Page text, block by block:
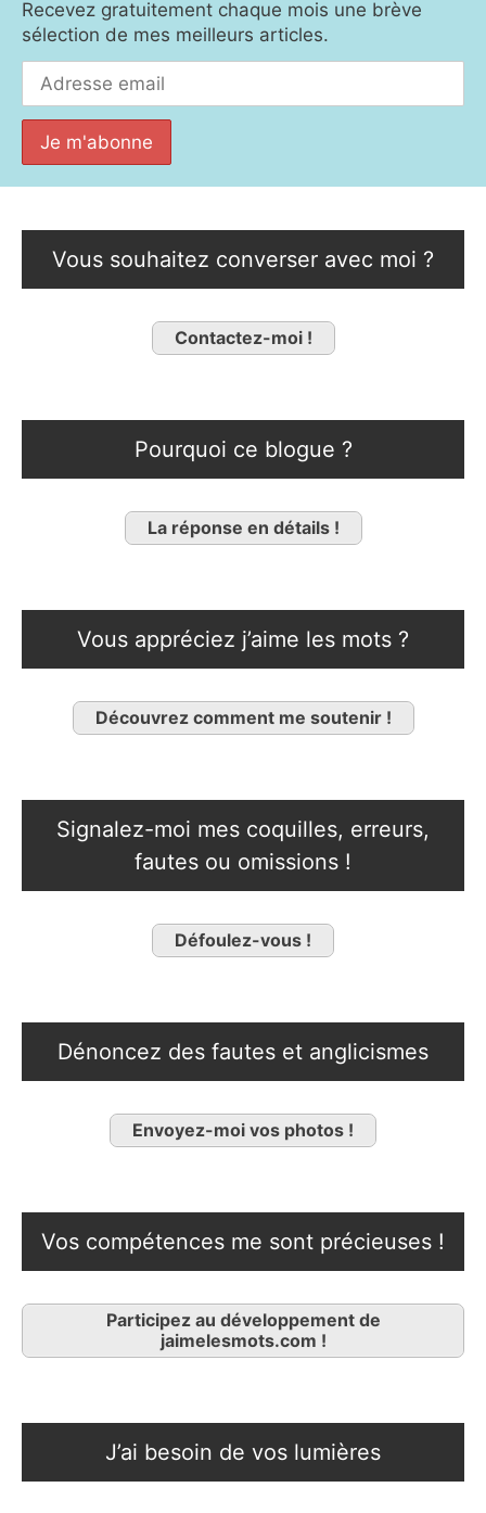
Recevez gratuitement chaque mois une brève
sélection de mes meilleurs articles.
Vous souhaitez converser avec moi ?
Contactez-moi !
Pourquoi ce blogue ?
La réponse en détails !
Vous appréciez j’aime les mots ?
Découvrez comment me soutenir !
Signalez-moi mes coquilles, erreurs,
fautes ou omissions !
Défoulez-vous !
Dénoncez des fautes et anglicismes
Envoyez-moi vos photos !
Vos compétences me sont précieuses !
Participez au développement de
jaimelesmots.com !
J’ai besoin de vos lumières